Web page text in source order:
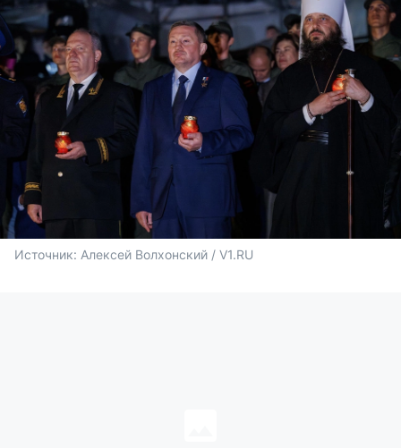
Источник: Алексей Волхонский / V1.RU